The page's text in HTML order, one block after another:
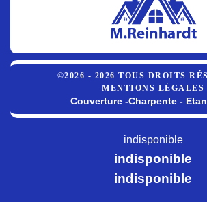
©2026 - 2026 TOUS DROITS
MENTIONS LÉGALES
Couverture -Charpente -
indisponible
indisponible
indisponible